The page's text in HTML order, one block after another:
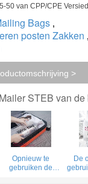
50 van CPP/CPE
Bags ,
posten Zakken ,
>
STEB van
Opnieuw te
gebruiken de
De